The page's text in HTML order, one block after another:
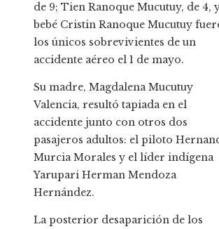
de 9; Tien Ranoque Mucutuy, de 4,
bebé Cristin Ranoque Mucutuy
los únicos sobrevivientes de un
accidente aéreo el 1 de mayo.
Su madre, Magdalena Mucutuy
Valencia, resultó tapiada en el
accidente junto con otros dos
pasajeros adultos: el piloto
Murcia Morales y el líder indígena
Yarupari Herman Mendoza
Hernández.
La posterior desaparición de los